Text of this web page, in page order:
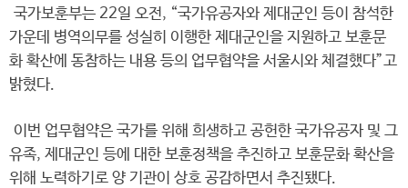
국가보훈부는 22일 오전, “국가유공자와 제대군인 등이 참석한
가운데 병역의무를 성실히 이행한 제대군인을 지원하고 보훈문
화 확산에 동참하는 내용 등의 업무협약을 서울시와 체결했다”고
밝혔다.
이번 업무협약은 국가를 위해 희생하고 공헌한 국가유공자 및 그
유족, 제대군인 등에 대한 보훈정책을 추진하고 보훈문화 확산을
위해 노력하기로 양 기관이 상호 공감하면서 추진됐다.